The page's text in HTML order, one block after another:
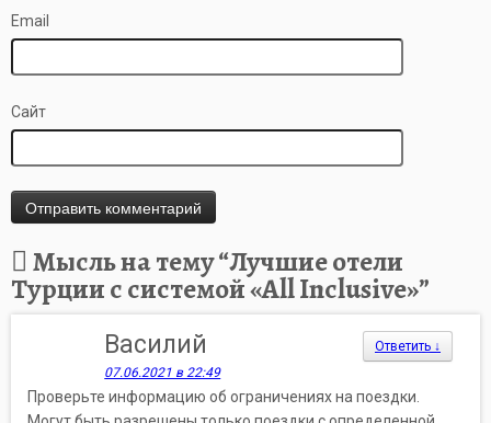
Email
Сайт
Мысль на тему “Лучшие отели
Турции с системой «All Inclusive»”
Ответить ↓
Василий
07.06.2021 в 22:49
Проверьте информацию об ограничениях на поездки.